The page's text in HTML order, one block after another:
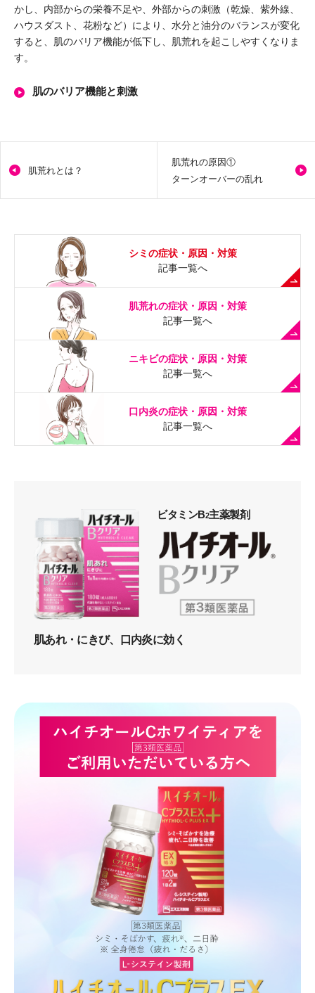
かし、内部からの栄養不足や、外部からの刺激（乾燥、紫外線、
ハウスダスト、花粉など）により、水分と油分のバランスが変化
すると、肌のバリア機能が低下し、肌荒れを起こしやすくなりま
す。
肌のバリア機能と刺激
肌荒れとは？
肌荒れの原因①
ターンオーバーの乱れ
シミの症状・原因・対策
記事一覧へ
肌荒れの症状・原因・対策
記事一覧へ
ニキビの症状・原因・対策
記事一覧へ
口内炎の症状・原因・対策
記事一覧へ
ビタミンB2主薬製剤
肌あれ・にきび、口内炎に効く